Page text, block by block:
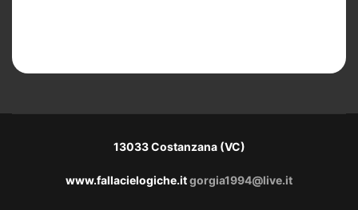
13033 Costanzana (VC)
www.fallacielogiche.itgorgia1994@live.it